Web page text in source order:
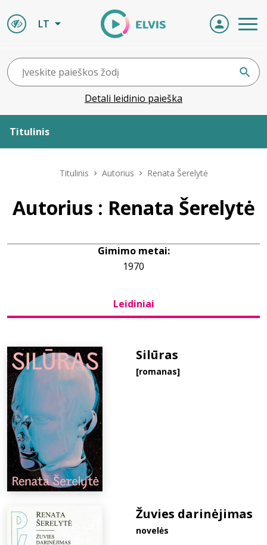
LT
Detali leidinio paieška
Titulinis
Leidiniai
Titulinis Autorius Renata Šerelytė
Autorius : Renata Šerelytė
Gimimo metai:
1970
Leidiniai
Silūras
[romanas]
Žuvies darinėjimas
novelės